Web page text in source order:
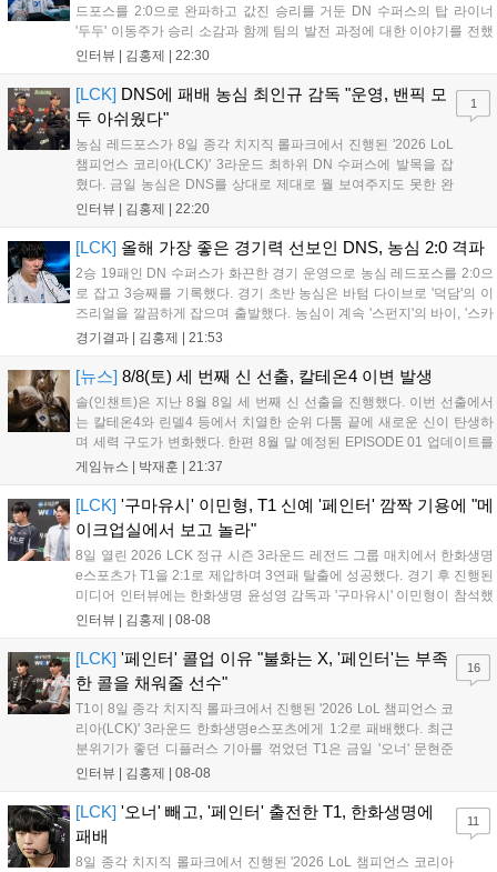
드포스를 2:0으로 완파하고 값진 승리를 거둔 DN 수퍼스의 탑 라이너
'두두' 이동주가 승리 소감과 함께 팀의 발전 과정에 대한 이야기를 전했
다. 먼저 오랜만의 2:0 완승에 대해 '두두'는 "진짜 오랜만에 거둔 2:0 승
인터뷰 | 김홍제 | 22:30
[LCK] DNS에 패배 농심 최인규 감독 "운영, 밴픽 모
두 아쉬웠다"
농심 레드포스가 8일 종각 치지직 롤파크에서 진행된 '2026 LoL
챔피언스 코리아(LCK)' 3라운드 최하위 DN 수퍼스에 발목을 잡
혔다. 금일 농심은 DNS를 상대로 제대로 뭘 보여주지도 못한 완
패를 당하고 말았다. 이하 농심 레드포스 최인규 감독과 '리헨즈'
인규 감독 : 모든 경...
인터뷰 | 김홍제 | 22:20
1
[LCK] 올해 가장 좋은 경기력 선보인 DNS, 농심 2:0 격파
2승 19패인 DN 수퍼스가 화끈한 경기 운영으로 농심 레드포스를 2:0으
로 잡고 3승째를 기록했다. 경기 초반 농심은 바텀 다이브로 '덕담'의 이
즈리얼을 깔끔하게 잡으며 출발했다. 농심이 계속 '스펀지'의 바이, '스카
웃'의 신드라가 맹활약하며 초반부터 잡은 주도권을 계속 잘 굴렸다.
었...
경기결과 | 김홍제 | 21:53
[뉴스] 8/8(토) 세 번째 신 선출, 칼테온4 이변 발생
솔(인챈트)은 지난 8월 8일 세 번째 신 선출을 진행했다. 이번 선출에서
는 칼테온4와 린델4 등에서 치열한 순위 다툼 끝에 새로운 신이 탄생하
며 세력 구도가 변화했다. 한편 8월 말 예정된 EPISODE 01 업데이트를
통해 월드 콘텐츠가 추가될 예정이며, 이를 통해 추후 주신 및 절대신에
더욱 가속화될 전망이다....
게임뉴스 | 박재훈 | 21:37
[LCK] '구마유시' 이민형, T1 신예 '페인터' 깜짝 기용에 "메
이크업실에서 보고 놀라"
8일 열린 2026 LCK 정규 시즌 3라운드 레전드 그룹 매치에서 한화생명
e스포츠가 T1을 2:1로 제압하며 3연패 탈출에 성공했다. 경기 후 진행된
미디어 인터뷰에는 한화생명 윤성영 감독과 '구마유시' 이민형이 참석했
다. 먼저 승리 소감에 대해 윤성영 감독은 "오랜만에 승리해 기분이 좋고,
인터뷰 | 김홍제 | 08-08
[LCK] '페인터' 콜업 이유 "불화는 X, '페인터'는 부족
한 콜을 채워줄 선수"
T1이 8일 종각 치지직 롤파크에서 진행된 '2026 LoL 챔피언스 코
리아(LCK)' 3라운드 한화생명e스포츠에게 1:2로 패배했다. 최근
분위기가 좋던 디플러스 기아를 꺾었던 T1은 금일 '오너' 문현준
을 빼고 신예 '페인터' 김은후를 투입시키는 강수를 뒀으나 결국
즈' 김수환의 인터뷰 내...
인터뷰 | 김홍제 | 08-08
16
[LCK] '오너' 빼고, '페인터' 출전한 T1, 한화생명에
패배
8일 종각 치지직 롤파크에서 진행된 '2026 LoL 챔피언스 코리아
11